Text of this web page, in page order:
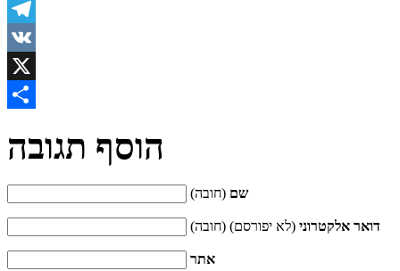
WhatsApp
Telegram
VK
X
הוסף תגובה
שם (חובה)
דואר אלקטרוני (לא יפורסם) (חובה)
אתר